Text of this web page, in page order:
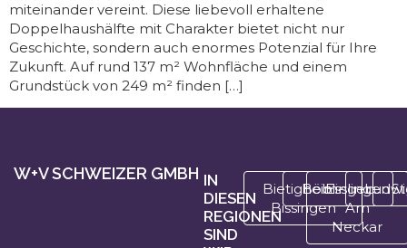
miteinander vereint. Diese liebevoll erhaltene
Doppelhaushälfte mit Charakter bietet nicht nur
Geschichte, sondern auch enormes Potenzial für Ihre
Zukunft. Auf rund 137 m² Wohnfläche und einem
Grundstück von 249 m² finden […]
W+V SCHWEIZER GMBH IN
DIESEN
REGIONEN
SIND
Bietigheim-
Bissingen
Böblingen
Esslingen
Am
Neckar